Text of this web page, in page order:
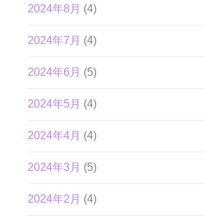
2024年8月 (4)
2024年7月 (4)
2024年6月 (5)
2024年5月 (4)
2024年4月 (4)
2024年3月 (5)
2024年2月 (4)